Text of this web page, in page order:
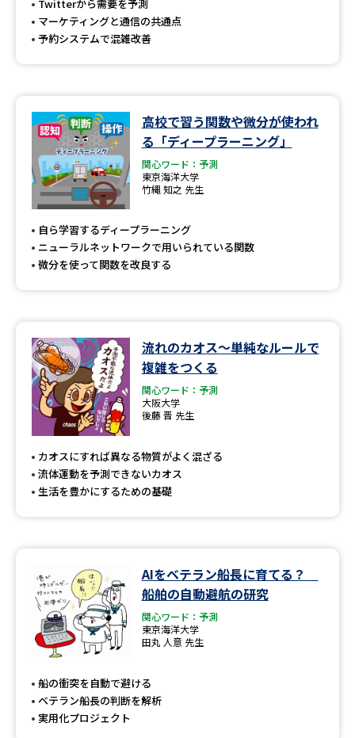
Twitterから需要を予測
マーケティングと通信の共通点
予約システムで混雑改善
高校で習う関数や微分が使われ
る「ディープラーニング」
関心ワード：予測
東京海洋大学
竹縄 知之 先生
自ら学習するディープラーニング
ニューラルネットワークで用いられている関数
微分を使って関数を改良する
流れのカオス～単純なルールで
複雑をつくる
関心ワード：予測
大阪大学
後藤 晋 先生
カオスにすれば異なる物質がよく混ざる
流体運動を予測できないカオス
生活を豊かにするための基礎
AIをベテラン船長に育てる？
船舶の自動避航の研究
関心ワード：予測
東京海洋大学
田丸 人意 先生
船の衝突を自動で避ける
ベテラン船長の判断を解析
実用化プロジェクト